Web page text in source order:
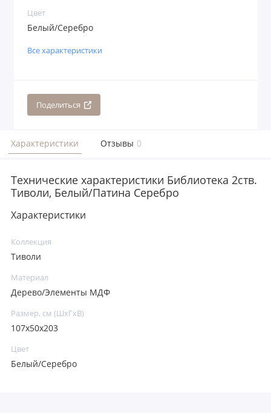
Цвет
Белый/Серебро
Все характеристики
Поделиться
Характеристики Отзывы 0
Технические характеристики Библиотека 2ств.
Тиволи, Белый/Патина Серебро
Характеристики
Коллекция
Тиволи
Материал
Дерево/Элементы МДФ
Размер, см (ШхГхВ)
107x50x203
Цвет
Белый/Серебро